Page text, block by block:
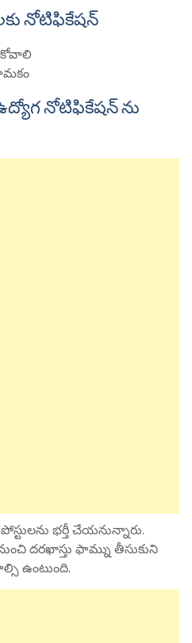
నోటిఫికేషన్
నోటిఫికేషన్ ను
భర్తీ చేయనున్నారు.
నుంచి దరఖాస్తు ఫామ్ను తీసుకుని
ఉంటుంది.